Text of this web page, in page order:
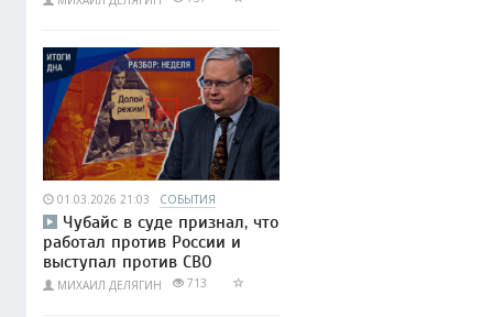
01.03.2026 21:03 СОБЫТИЯ
Чубайс в суде признал, что
работал против России и
выступал против СВО
МИХАИЛ ДЕЛЯГИН 713